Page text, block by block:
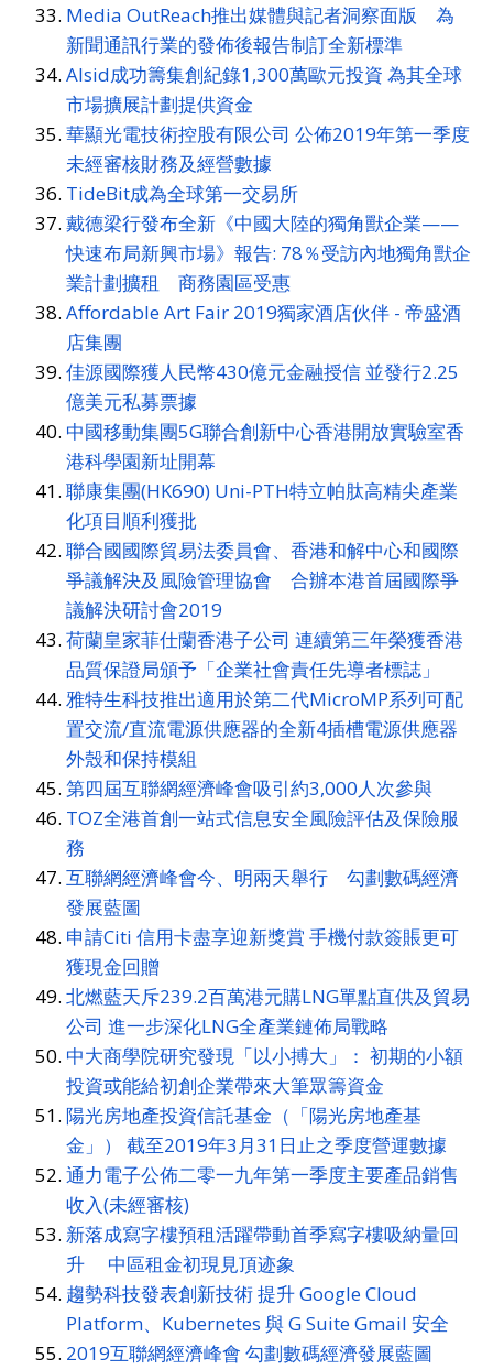
Media OutReach推出媒體與記者洞察面版 為
新聞通訊行業的發佈後報告制訂全新標準
Alsid成功籌集創紀錄1,300萬歐元投資 為其全球
市場擴展計劃提供資金
華顯光電技術控股有限公司 公佈2019年第一季度
未經審核財務及經營數據
TideBit成為全球第一交易所
戴德梁行發布全新《中國大陸的獨角獸企業——
快速布局新興市場》報告: 78％受訪內地獨角獸企
業計劃擴租 商務園區受惠
Affordable Art Fair 2019獨家酒店伙伴 - 帝盛酒
店集團
佳源國際獲人民幣430億元金融授信 並發行2.25
億美元私募票據
中國移動集團5G聯合創新中心香港開放實驗室香
港科學園新址開幕
聯康集團(HK690) Uni-PTH特立帕肽高精尖產業
化項目順利獲批
聯合國國際貿易法委員會、香港和解中心和國際
爭議解決及風險管理協會 合辦本港首屆國際爭
議解決研討會2019
荷蘭皇家菲仕蘭香港子公司 連續第三年榮獲香港
品質保證局頒予「企業社會責任先導者標誌」
雅特生科技推出適用於第二代MicroMP系列可配
置交流/直流電源供應器的全新4插槽電源供應器
外殼和保持模組
第四屆互聯網經濟峰會吸引約3,000人次參與
TOZ全港首創一站式信息安全風險評估及保險服
務
互聯網經濟峰會今、明兩天舉行 勾劃數碼經濟
發展藍圖
申請Citi 信用卡盡享迎新獎賞 手機付款簽賬更可
獲現金回贈
北燃藍天斥239.2百萬港元購LNG單點直供及貿易
公司 進一步深化LNG全產業鏈佈局戰略
中大商學院研究發現「以小搏大」： 初期的小額
投資或能給初創企業帶來大筆眾籌資金
陽光房地產投資信託基金（「陽光房地產基
金」） 截至2019年3月31日止之季度營運數據
通力電子公佈二零一九年第一季度主要產品銷售
收入(未經審核)
新落成寫字樓預租活躍帶動首季寫字樓吸納量回
升 中區租金初現見頂迹象
趨勢科技發表創新技術 提升 Google Cloud
Platform、Kubernetes 與 G Suite Gmail 安全
2019互聯網經濟峰會 勾劃數碼經濟發展藍圖